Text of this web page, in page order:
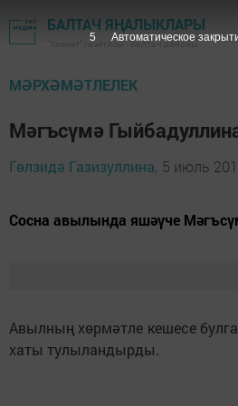
БАЛТАЧ ЯҢАЛЫКЛАРЫ
"Хезмәт" газетасы - Балтач районы
МӘРХӘМӘТЛЕЛЕК
Мәгъсүмә
Гөлзидә Газизуллина, 5 июль
Сосна авылында яшәүче
Авылның хөрмәтле кешесе
хаты тулыландырды.
5 Автоматическое